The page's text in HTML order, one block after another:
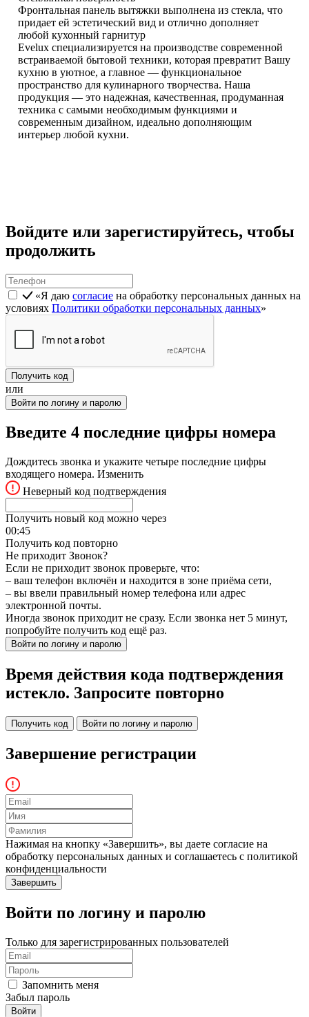
Фронтальная панель вытяжки выполнена из стекла, что
придает ей эстетический вид и отлично дополняет
любой кухонный гарнитур
Evelux специализируется на производстве современной
встраиваемой бытовой техники, которая превратит Вашу
кухню в уютное, а главное — функциональное
пространство для кулинарного творчества. Наша
продукция — это надежная, качественная, продуманная
техника с самыми необходимым функциями и
современным дизайном, идеально дополняющим
интерьер любой кухни.
Войдите или зарегистируйтесь, чтобы
продолжить
«Я даю согласие на обработку персональных данных на
условиях Политики обработки персональных данных»
Получить код
или
Войти по логину и паролю
Введите 4 последние цифры номера
Дождитесь звонка и укажите четыре последние цифры
входящего номера. Изменить
Неверный код подтверждения
Получить новый код можно через
00:45
Получить код повторно
Не приходит Звонок?
Если не приходит звонок проверьте, что:
– ваш телефон включён и находится в зоне приёма сети,
– вы ввели правильный номер телефона или адрес
электронной почты.
Иногда звонок приходит не сразу. Если звонка нет 5 минут,
попробуйте получить код ещё раз.
Войти по логину и паролю
Время действия кода подтверждения
истекло. Запросите повторно
Получить код Войти по логину и паролю
Завершение регистрации
Нажимая на кнопку «Завершить», вы даете согласие на
обработку персональных данных и соглашаетесь c политикой
конфиденциальности
Войти по логину и паролю
Только для зарегистрированных пользователей
Запомнить меня
Забыл пароль